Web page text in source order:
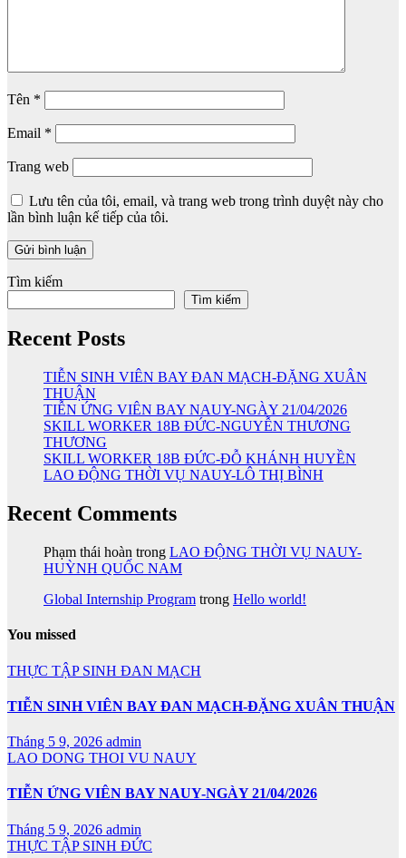
Tên *
Email *
Trang web
Lưu tên của tôi, email, và trang web trong trình duyệt này cho
lần bình luận kế tiếp của tôi.
Tìm kiếm
Tìm kiếm
Recent Posts
TIỄN SINH VIÊN BAY ĐAN MẠCH-ĐẶNG XUÂN
THUẬN
TIỄN ỨNG VIÊN BAY NAUY-NGÀY 21/04/2026
SKILL WORKER 18B ĐỨC-NGUYỄN THƯƠNG
THƯƠNG
SKILL WORKER 18B ĐỨC-ĐỖ KHÁNH HUYỀN
LAO ĐỘNG THỜI VỤ NAUY-LÔ THỊ BÌNH
Recent Comments
Phạm thái hoàn trong LAO ĐỘNG THỜI VỤ NAUY-
HUỲNH QUỐC NAM
Global Internship Program trong Hello world!
You missed
THỰC TẬP SINH ĐAN MẠCH
TIỄN SINH VIÊN BAY ĐAN MẠCH-ĐẶNG XUÂN THUẬN
Tháng 5 9, 2026 admin
LAO DONG THOI VU NAUY
TIỄN ỨNG VIÊN BAY NAUY-NGÀY 21/04/2026
Tháng 5 9, 2026 admin
THỰC TẬP SINH ĐỨC